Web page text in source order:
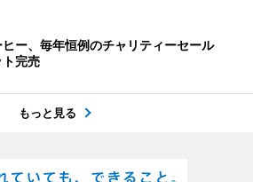
ヒー、毎年恒例のチャリティーセール
完売
もっと見る